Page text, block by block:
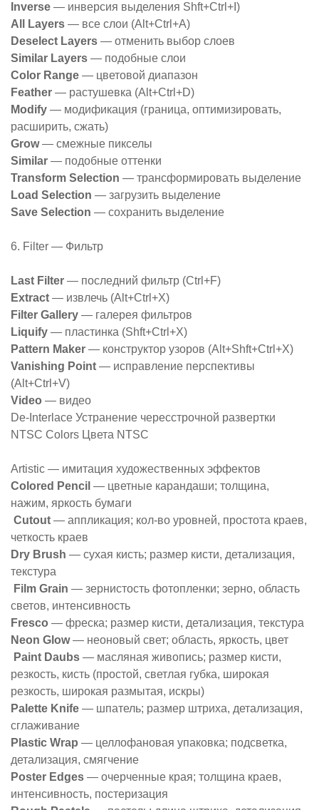
Inverse — инверсия выделения Shft+Ctrl+I)
All Layers — все слои (Alt+Ctrl+A)
Deselect Layers — отменить выбор слоев
Similar Layers — подобные слои
Color Range — цветовой диапазон
Feather — растушевка (Alt+Ctrl+D)
Modify — модификация (граница, оптимизировать,
расширить, сжать)
Grow— смежные пикселы
Similar — подобные оттенки
Transform Selection — трансформировать выделение
Load Selection — загрузить выделение
Save Selection — сохранить выделение
6. Filter — Фильтр
Last Filter — последний фильтр (Ctrl+F)
Extract — извлечь (Alt+Ctrl+X)
Filter Gallery — галерея фильтров
Liquify — пластинка (Shft+Ctrl+X)
Pattern Maker — конструктор узоров (Alt+Shft+Ctrl+X)
Vanishing Point — исправление перспективы
(Alt+Ctrl+V)
Video — видео
De-Interlace Устранение чересстрочной развертки
NTSC Colors Цвета NTSC
Artistic — имитация художественных эффектов
Colored Pencil — цветные карандаши; толщина,
нажим, яркость бумаги
Cutout — аппликация; кол-во уровней, простота краев,
четкость краев
Dry Brush — сухая кисть; размер кисти, детализация,
текстура
Film Grain — зернистость фотопленки; зерно, область
светов, интенсивность
Fresco — фреска; размер кисти, детализация, текстура
Neon Glow— неоновый свет; область, яркость, цвет
Paint Daubs — масляная живопись; размер кисти,
резкость, кисть (простой, светлая губка, широкая
резкость, широкая размытая, искры)
Palette Knife — шпатель; размер штриха, детализация,
сглаживание
Plastic Wrap — целлофановая упаковка; подсветка,
детализация, смягчение
Poster Edges — очерченные края; толщина краев,
интенсивность, постеризация